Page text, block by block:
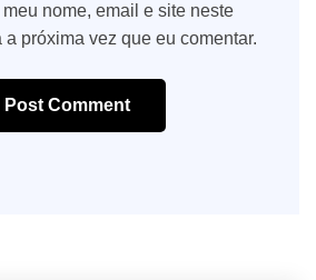
nome, email e site neste
a próxima vez que eu comentar.
Post Comment